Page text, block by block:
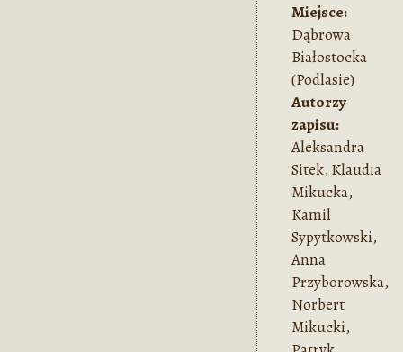
Miejsce:
Dąbrowa
Białostocka
(Podlasie)
Autorzy
zapisu:
Aleksandra
Sitek, Klaudia
Mikucka,
Kamil
Sypytkowski,
Anna
Przyborowska,
Norbert
Mikucki,